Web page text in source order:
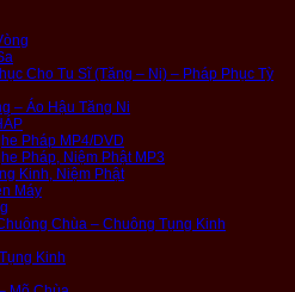
Cho Tu Sĩ (Tăng – Ni) – Pháp Phục Tỳ
– Áo Hậu Tăng Ni
Pháp MP4/DVD
Pháp, Niệm Phật MP3
Kinh, Niệm Phật
Máy
Chùa – Chuông Tụng Kinh
Kinh